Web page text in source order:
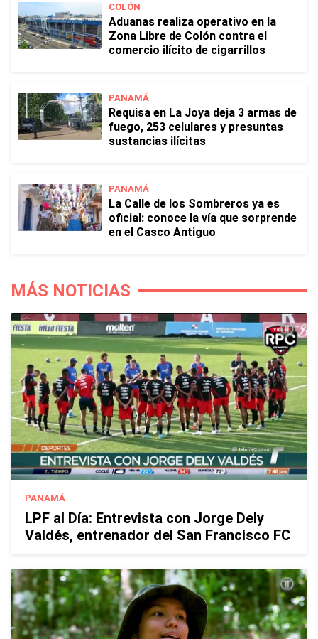
COLÓN
Aduanas realiza operativo en la
Zona Libre de Colón contra el
comercio ilícito de cigarrillos
PANAMÁ
Requisa en La Joya deja 3 armas de
fuego, 253 celulares y presuntas
sustancias ilícitas
PANAMÁ
La Calle de los Sombreros ya es
oficial: conoce la vía que sorprende
en el Casco Antiguo
MÁS NOTICIAS
PANAMÁ
LPF al Día: Entrevista con Jorge Dely
Valdés, entrenador del San Francisco FC